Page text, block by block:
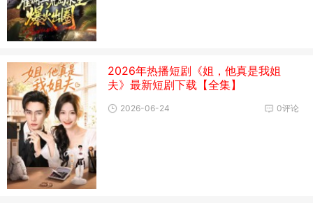
2026年热播短剧《姐，他真是我姐
夫》最新短剧下载【全集】
0评论
2026-06-24